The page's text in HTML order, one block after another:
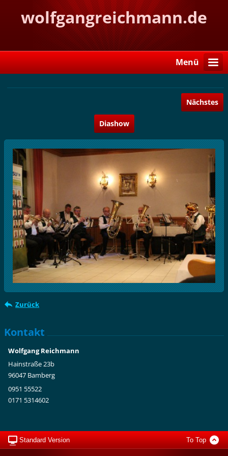
wolfgangreichmann.de
Menü
Nächstes
Diashow
Zurück
Kontakt
Wolfgang Reichmann
Hainstraße 23b
96047 Bamberg
0951 55522
0171 5314602
Standard Version To Top